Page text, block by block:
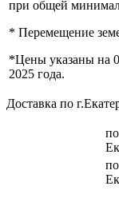
при общей
* Перемещение
*Цены указаны на
2025 года.
Доставка по